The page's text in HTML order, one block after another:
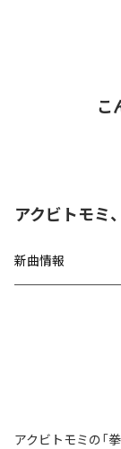
こ
アクビトモミ
新曲情報
アクビトモミの「